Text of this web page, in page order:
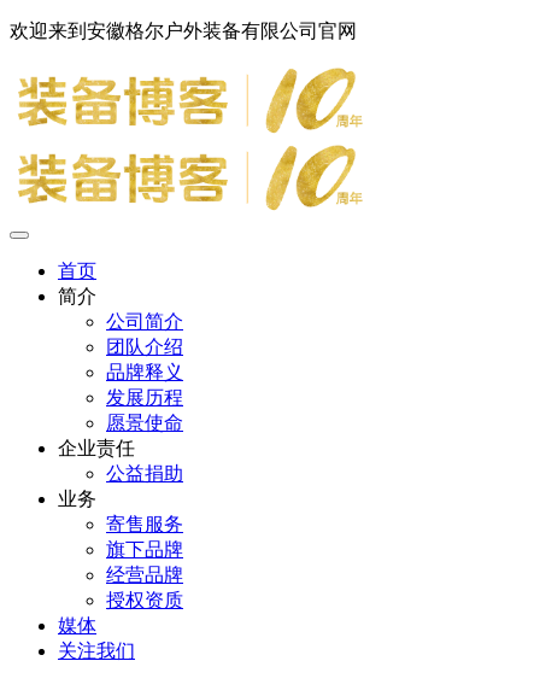
欢迎来到安徽格尔户外装备有限公司官网
首页
简介
公司简介
团队介绍
品牌释义
发展历程
愿景使命
企业责任
公益捐助
业务
寄售服务
旗下品牌
经营品牌
授权资质
媒体
关注我们